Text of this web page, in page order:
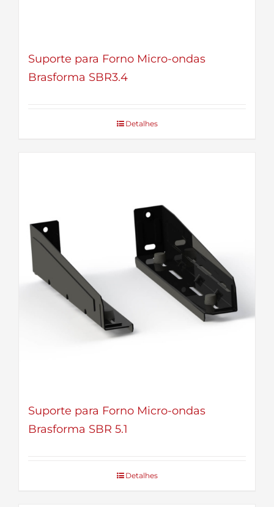
Suporte para Forno Micro-ondas
Brasforma SBR3.4
Detalhes
Suporte para Forno Micro-ondas
Brasforma SBR 5.1
Detalhes